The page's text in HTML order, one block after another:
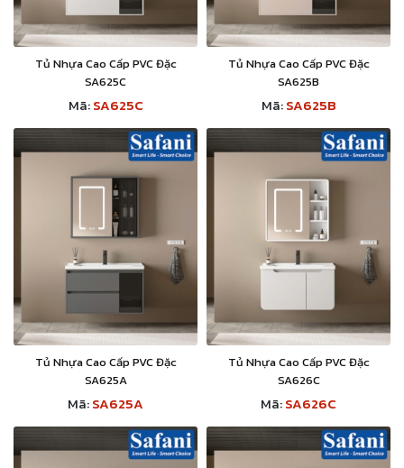
Tủ Nhựa Cao Cấp PVC Đặc
SA625C
Mã:SA625C
Tủ Nhựa Cao Cấp PVC Đặc
SA625B
Mã:SA625B
Tủ Nhựa Cao Cấp PVC Đặc
SA625A
Mã:SA625A
Tủ Nhựa Cao Cấp PVC Đặc
SA626C
Mã:SA626C